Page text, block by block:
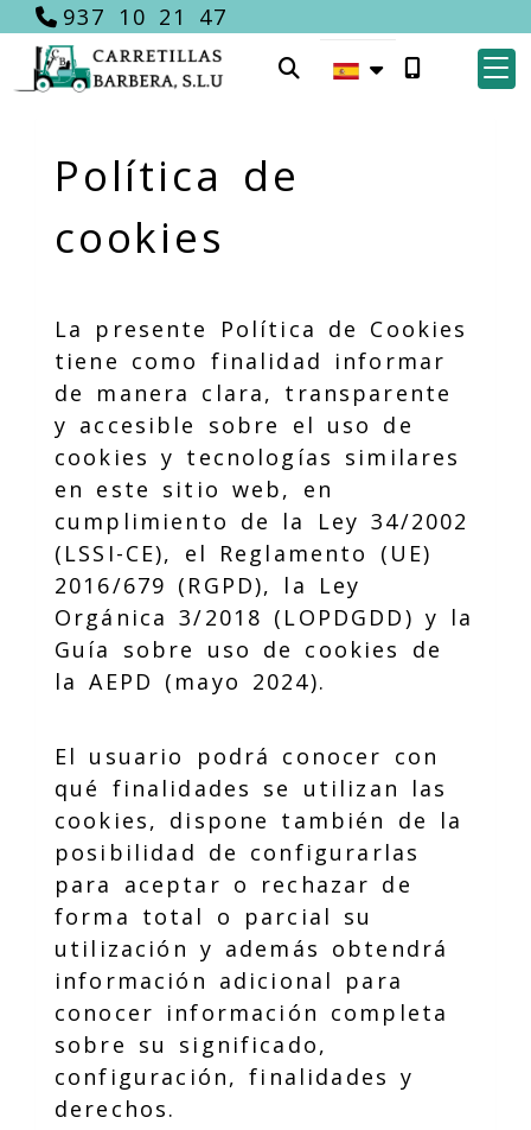
937 10 21 47
Política de
cookies
La presente Política de Cookies
tiene como finalidad informar
de manera clara, transparente
y accesible sobre el uso de
cookies y tecnologías similares
en este sitio web, en
cumplimiento de la Ley 34/2002
(LSSI-CE), el Reglamento (UE)
2016/679 (RGPD), la Ley
Orgánica 3/2018 (LOPDGDD) y la
Guía sobre uso de cookies de
la AEPD (mayo 2024).
El usuario podrá conocer con
qué finalidades se utilizan las
cookies, dispone también de la
posibilidad de configurarlas
para aceptar o rechazar de
forma total o parcial su
utilización y además obtendrá
información adicional para
conocer información completa
sobre su significado,
configuración, finalidades y
derechos.